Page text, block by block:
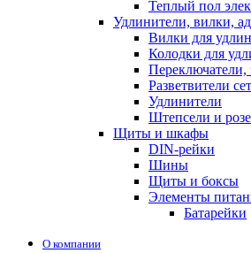
Теплый пол
Удлинители, вилки,
Вилки для
Колодки для
Переключатели,
Разветвители
Удлинители
Штепсели и
Щиты и шкафы
DIN-рейки
Шины
Щиты и боксы
Элементы
Батарейки
О компании